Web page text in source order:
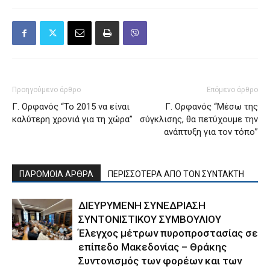
Προηγούμενο άρθρο
Γ. Ορφανός “Το 2015 να είναι
καλύτερη χρονιά για τη χώρα”
Επόμενο άρθρο
Γ. Ορφανός “Μέσω της
σύγκλισης, θα πετύχουμε την
ανάπτυξη για τον τόπο”
ΠΑΡΟΜΟΙΑ ΑΡΘΡΑ ΠΕΡΙΣΣΟΤΕΡΑ ΑΠΟ ΤΟΝ ΣΥΝΤΑΚΤΗ
ΔΙΕΥΡΥΜΕΝΗ ΣΥΝΕΔΡΙΑΣΗ
ΣΥΝΤΟΝΙΣΤΙΚΟΥ ΣΥΜΒΟΥΛΙΟΥ
Έλεγχος μέτρων πυροπροστασίας σε
επίπεδο Μακεδονίας – Θράκης
Συντονισμός των φορέων και των